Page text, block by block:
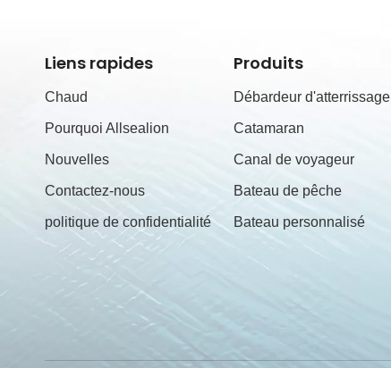
Liens rapides
Chaud
Pourquoi Allsealion
Nouvelles
Contactez-nous
politique de confidentialité
Produits
Débardeur d'atterrissage
Catamaran
Canal de voyageur
Bateau de pêche
Bateau personnalisé